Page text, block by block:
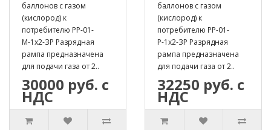
баллонов с газом
(кислород) к
потребителю РР-01-
М-1х2-ЗР Разрядная
рампа предназначена
для подачи газа от 2..
30000 руб. с
НДС
баллонов с газом
(кислород) к
потребителю РР-01-
Р-1х2-ЗР Разрядная
рампа предназначена
для подачи газа от 2..
32250 руб. с
НДС